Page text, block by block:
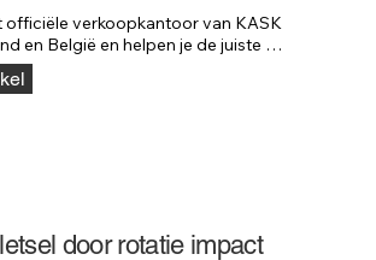
officiële verkoopkantoor van KASK
en België en helpen je de juiste
door rotatie impact